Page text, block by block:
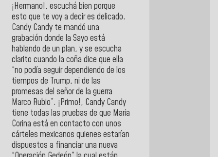
¡Hermano!, escuchá bien porque
esto que te voy a decir es delicado.
Candy Candy te mandó una
grabación donde la Sayo está
hablando de un plan, y se escucha
clarito cuando la coña dice que ella
“no podía seguir dependiendo de los
tiempos de Trump, ni de las
promesas del señor de la guerra
Marco Rubio”. ¡Primo!, Candy Candy
tiene todas las pruebas de que María
Corina está en contacto con unos
cárteles mexicanos quienes estarían
dispuestos a financiar una nueva